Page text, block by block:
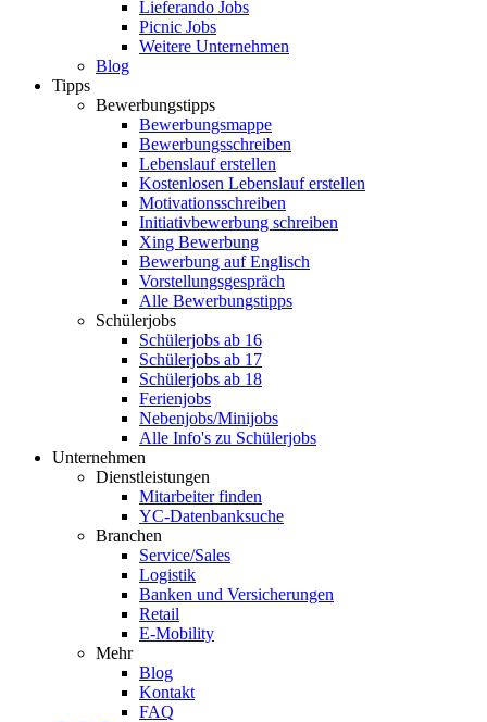
Lieferando Jobs
Picnic Jobs
Weitere Unternehmen
Blog
Tipps
Bewerbungstipps
Bewerbungsmappe
Bewerbungsschreiben
Lebenslauf erstellen
Kostenlosen Lebenslauf erstellen
Motivationsschreiben
Initiativbewerbung schreiben
Xing Bewerbung
Bewerbung auf Englisch
Vorstellungsgespräch
Alle Bewerbungstipps
Schülerjobs
Schülerjobs ab 16
Schülerjobs ab 17
Schülerjobs ab 18
Ferienjobs
Nebenjobs/Minijobs
Alle Info's zu Schülerjobs
Unternehmen
Dienstleistungen
Mitarbeiter finden
YC-Datenbanksuche
Branchen
Service/Sales
Logistik
Banken und Versicherungen
Retail
E-Mobility
Mehr
Blog
Kontakt
FAQ